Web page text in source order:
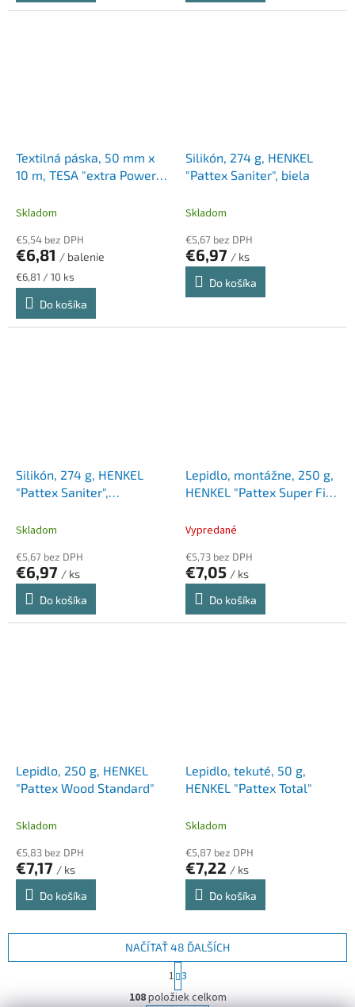
Textilná páska, 50 mm x
10 m, TESA "extra Power",
Skladom
€5,54 bez DPH
€6,81 / balenie
Jednotková
cena:
€6,81 / 10 ks
Do košíka
Silikón, 274 g, HENKEL
"Pattex Saniter", biela
Skladom
€5,67 bez DPH
€6,97 / ks
Do košíka
Silikón, 274 g, HENKEL
"Pattex Saniter",
Skladom
€5,67 bez DPH
€6,97 / ks
Do košíka
Lepidlo, montážne, 250 g,
HENKEL "Pattex Super Fix",
Vypredané
€5,73 bez DPH
€7,05 / ks
Do košíka
Lepidlo, 250 g, HENKEL
"Pattex Wood Standard"
Skladom
€5,83 bez DPH
€7,17 / ks
Do košíka
Lepidlo, tekuté, 50 g,
HENKEL "Pattex Total"
Skladom
€5,87 bez DPH
€7,22 / ks
Do košíka
O
NAČÍTAŤ 48 ĎALŠÍCH
S
t
r
1 3
108položiek celkom